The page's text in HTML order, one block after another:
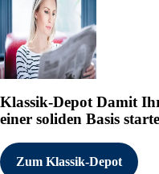
Klassik-DepotDamit
einer soliden Basis
Zum Klassik-Depot